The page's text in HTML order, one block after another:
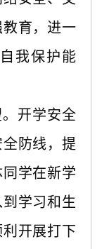
育，进一
我保护能
开学安全
防线，提
学在新学
学习和生
开展打下